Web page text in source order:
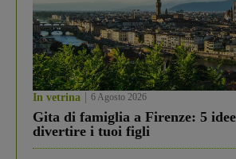
In vetrina 6 Agosto 2026
Gita di famiglia a Firenze: 5
divertire i tuoi figli